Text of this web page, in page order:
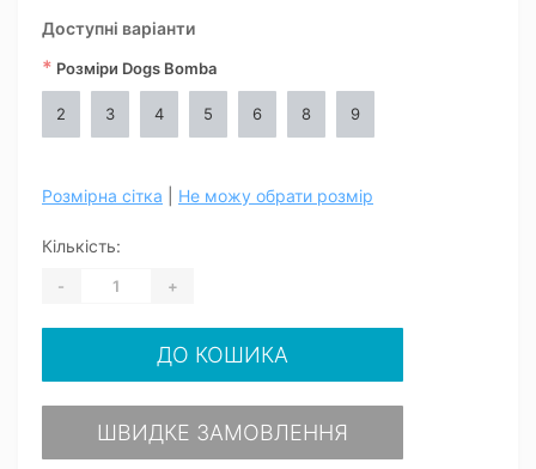
Доступні варіанти
* Розміри Dogs Bomba
2 3 4 5 6 8 9
Розмірна сітка Не можу обрати розмір
Кількість:
- +
ДО КОШИКА
ШВИДКЕ ЗАМОВЛЕННЯ